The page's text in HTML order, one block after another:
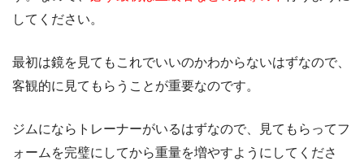
してください。
最初は鏡を見てもこれでいいのかわからないはずなので、
客観的に見てもらうことが重要なのです。
ジムにならトレーナーがいるはずなので、見てもらってフ
ォームを完璧にしてから重量を増やすようにしてくださ